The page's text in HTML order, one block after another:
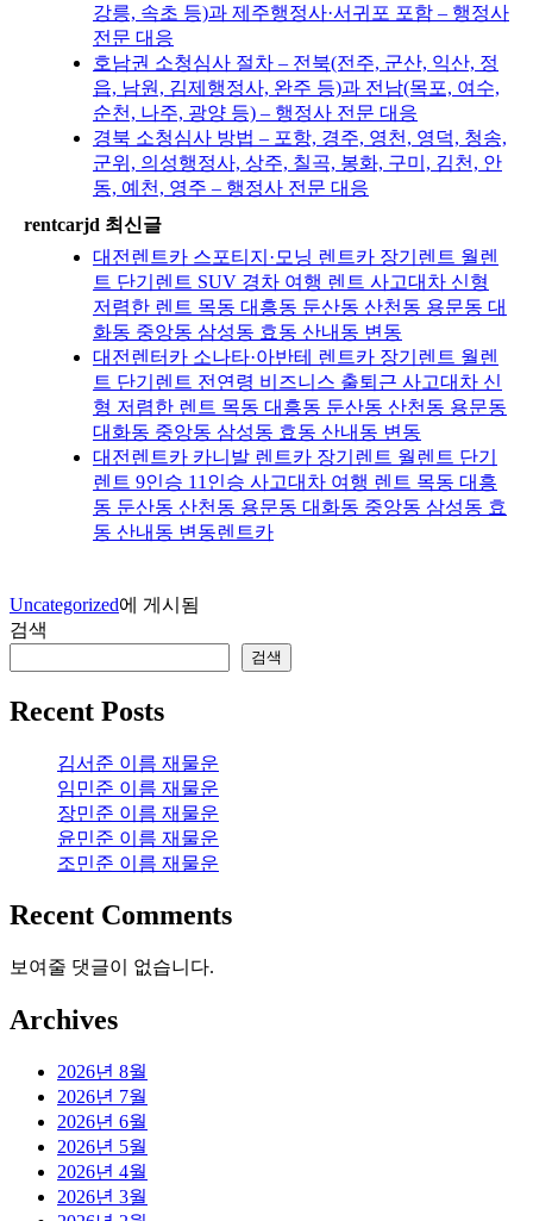
강릉, 속초 등)과 제주행정사·서귀포 포함 – 행정사
전문 대응
호남권 소청심사 절차 – 전북(전주, 군산, 익산, 정
읍, 남원, 김제행정사, 완주 등)과 전남(목포, 여수,
순천, 나주, 광양 등) – 행정사 전문 대응
경북 소청심사 방법 – 포항, 경주, 영천, 영덕, 청송,
군위, 의성행정사, 상주, 칠곡, 봉화, 구미, 김천, 안
동, 예천, 영주 – 행정사 전문 대응
rentcarjd 최신글
대전렌트카 스포티지·모닝 렌트카 장기렌트 월렌
트 단기렌트 SUV 경차 여행 렌트 사고대차 신형
저렴한 렌트 목동 대흥동 둔산동 산천동 용문동 대
화동 중앙동 삼성동 효동 산내동 변동
대전렌터카 소나타·아반테 렌트카 장기렌트 월렌
트 단기렌트 전연령 비즈니스 출퇴근 사고대차 신
형 저렴한 렌트 목동 대흥동 둔산동 산천동 용문동
대화동 중앙동 삼성동 효동 산내동 변동
대전렌트카 카니발 렌트카 장기렌트 월렌트 단기
렌트 9인승 11인승 사고대차 여행 렌트 목동 대흥
동 둔산동 산천동 용문동 대화동 중앙동 삼성동 효
동 산내동 변동렌트카
Uncategorized에 게시됨
검색
검색
Recent Posts
김서준 이름 재물운
임민준 이름 재물운
장민준 이름 재물운
윤민준 이름 재물운
조민준 이름 재물운
Recent Comments
보여줄 댓글이 없습니다.
Archives
2026년 8월
2026년 7월
2026년 6월
2026년 5월
2026년 4월
2026년 3월